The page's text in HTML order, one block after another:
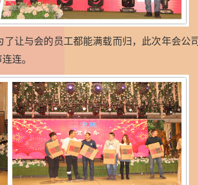
让与会的员工都能满载而归，此次年会公
连。